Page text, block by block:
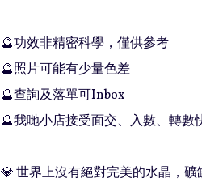
🔮功效非精密科學，僅供參考
🔮照片可能有少量色差
🔮查詢及落單可Inbox
🔮我哋小店接受面交、入數、轉數
💎 世界上沒有絕對完美的水晶，